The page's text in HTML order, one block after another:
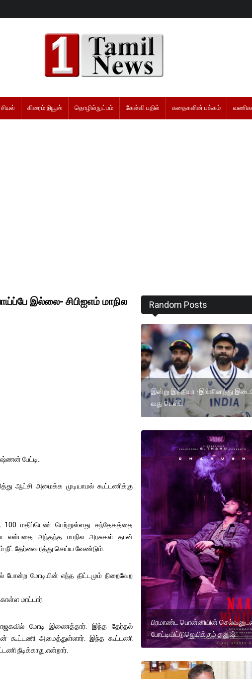
கிரைம் நியூஸ் தொழில்நுட்பம் கேள்வி பதில் கதைகளின் பக்கம்
இல்லை- சிபிஐஎம் மாநில
பேட்டி.:
ஆட்சி அமைக்க முடியாமல் கூட்டணிக்கு
100 மதிப்பெண் பெற்றுள்ளது சந்தேகத்தை
என்பதை அந்தந்த மாநில அரசுகள் தான்
நீட் தேர்வை ரத்து செய்ய வேண்டும்.
போன்ற மோடியின் எந்த திட்டமும் நிறைவேற
மாட்டார்.
பாஜகவில் மோடி இணைத்தார். இந்த தேர்தல்
கூட்டணி அமைத்துள்ளார். இந்த கூட்டணி
நீடிக்காது.என்றார்.
Random Posts
இன்று இந்தியா -இங்கிலாந்து
வது டெஸ்ட்
பிரமாண்ட பொன்னியின்
போட்டியிட்டுஜெயிக்கும் தனுஷ்